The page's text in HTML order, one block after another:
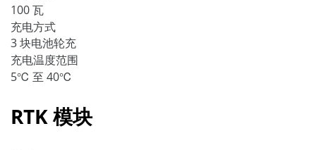
100 瓦
充电方式
3 块电池轮充
充电温度范围
5℃ 至 40℃
RTK 模块